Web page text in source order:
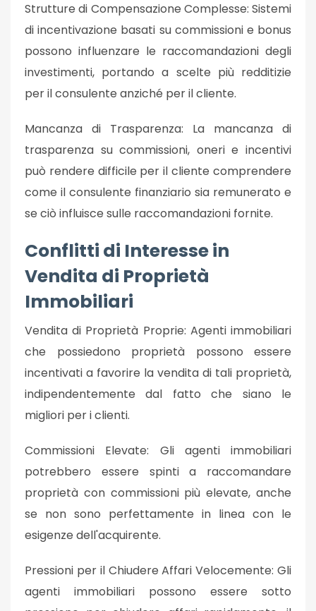
Strutture di Compensazione Complesse: Sistemi
di incentivazione basati su commissioni e bonus
possono influenzare le raccomandazioni degli
investimenti, portando a scelte più redditizie
per il consulente anziché per il cliente.
Mancanza di Trasparenza: La mancanza di
trasparenza su commissioni, oneri e incentivi
può rendere difficile per il cliente comprendere
come il consulente finanziario sia remunerato e
se ciò influisce sulle raccomandazioni fornite.
Conflitti di Interesse in
Vendita di Proprietà
Immobiliari
Vendita di Proprietà Proprie: Agenti immobiliari
che possiedono proprietà possono essere
incentivati a favorire la vendita di tali proprietà,
indipendentemente dal fatto che siano le
migliori per i clienti.
Commissioni Elevate: Gli agenti immobiliari
potrebbero essere spinti a raccomandare
proprietà con commissioni più elevate, anche
se non sono perfettamente in linea con le
esigenze dell'acquirente.
Pressioni per il Chiudere Affari Velocemente: Gli
agenti immobiliari possono essere sotto